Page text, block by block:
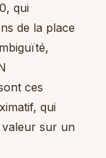
qui
de la place
ces
qui
sur un